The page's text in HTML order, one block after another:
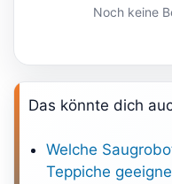
Noch keine
Das könnte dich
Welche
Teppiche